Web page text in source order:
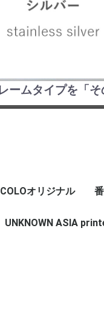
ームタイプを「
オリジナル
_
UNKNOWN ASIA